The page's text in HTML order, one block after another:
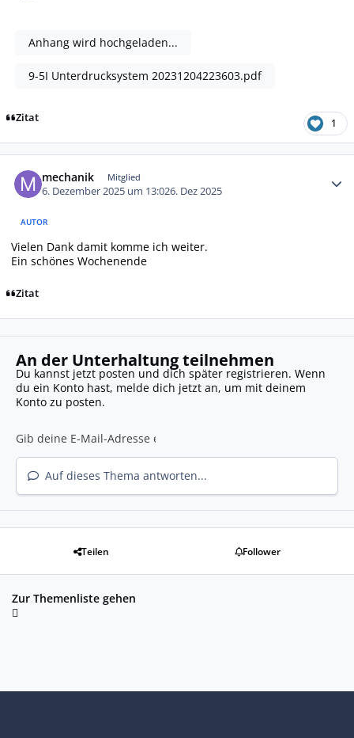
Anhang wird hochgeladen...
9-5I Unterdrucksystem 20231204223603.pdf
Zitat 1
mechanik Mitglied
6. Dezember 2025 um 13:026. Dez 2025
AUTOR
Vielen Dank damit komme ich weiter.
Ein schönes Wochenende
Zitat
An der Unterhaltung teilnehmen
Du kannst jetzt posten und dich später registrieren. Wenn
du ein Konto hast, melde dich jetzt an, um mit deinem
Konto zu posten.
Auf dieses Thema antworten...
Teilen Follower
Zur Themenliste gehen